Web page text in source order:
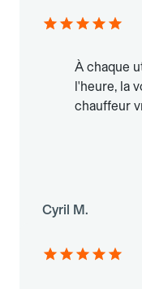
À chaque
l'heure, la
chauffeur
Cyril M.